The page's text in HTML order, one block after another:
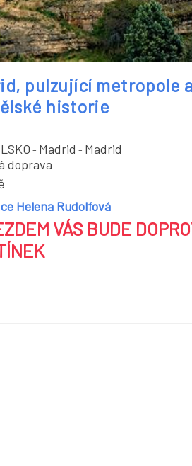
pulzující metropole
historie
- Madrid - Madrid
doprava
Helena Rudolfová
VÁS BUDE